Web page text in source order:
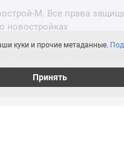
М. Все права
новостройках
куки и прочие метаданные.
Принять